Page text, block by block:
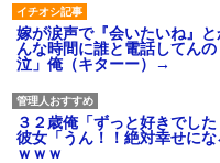
嫁が涙声で『会いたいね』
んな時間に誰と電話してん
泣」俺（キターー）→
３２歳俺「ずっと好きでし
彼女「うん！！絶対幸せ
ｗｗｗ